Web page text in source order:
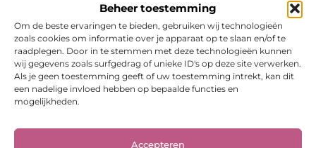
Beheer toestemming
Om de beste ervaringen te bieden, gebruiken wij technologieën
zoals cookies om informatie over je apparaat op te slaan en/of te
raadplegen. Door in te stemmen met deze technologieën kunnen
wij gegevens zoals surfgedrag of unieke ID's op deze site verwerken.
Als je geen toestemming geeft of uw toestemming intrekt, kan dit
een nadelige invloed hebben op bepaalde functies en
mogelijkheden.
Accepteren
Jouw bron voor inspiratie en praktische tips voor het
Verken een gevarieerde selectie blogs en artikelen boordevol
handige adviezen en verrassende inzichten om elke dag
optimaal te benutten.
Bericht categorie